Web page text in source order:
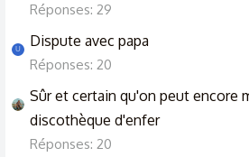
Réponses: 29
U Dispute avec papa
Réponses: 20
Sûr et certain qu'on peut encore
discothèque d'enfer
Réponses: 20